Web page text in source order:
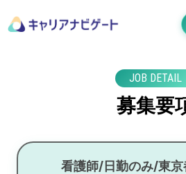
JOB DETAIL
募集要
看護師/日勤のみ/東